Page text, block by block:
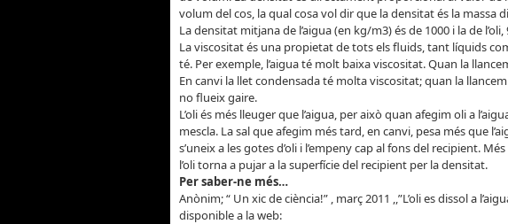
volum del cos, la qual cosa vol dir que la densitat és la massa
La densitat mitjana de l’aigua (en kg/m3) és de 1000 i la de l’oli,
La viscositat és una propietat de tots els fluids, tant líquids
té. Per exemple, l’aigua té molt baixa viscositat. Quan la
En canvi la llet condensada té molta viscositat; quan la
no flueix gaire.
L’oli és més lleuger que l’aigua, per això quan afegim oli a
mescla. La sal que afegim més tard, en canvi, pesa més que
s’uneix a les gotes d’oli i l’empeny cap al fons del recipient.
l’oli torna a pujar a la superfície del recipient per la densitat.
Per saber-ne més…
Anònim; “ Un xic de ciència!” , març 2011 ,,”L’oli es dissol a
disponible a la web: